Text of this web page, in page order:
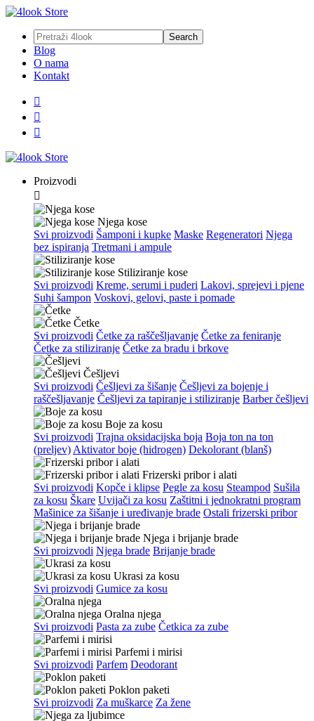
Blog
O nama
Kontakt



Proizvodi

Njega kose
Svi proizvodi Šamponi i kupke Maske Regeneratori Njega
bez ispiranja Tretmani i ampule
Stiliziranje kose
Svi proizvodi Kreme, serumi i puderi Lakovi, sprejevi i pjene
Suhi šampon Voskovi, gelovi, paste i pomade
Četke
Svi proizvodi Četke za raščešljavanje Četke za feniranje
Četke za stiliziranje Četke za bradu i brkove
Češljevi
Svi proizvodi Češljevi za šišanje Češljevi za bojenje i
raščešljavanje Češljevi za tapiranje i stiliziranje Barber češljevi
Boje za kosu
Svi proizvodi Trajna oksidacijska boja Boja ton na ton
(preljev) Aktivator boje (hidrogen) Dekolorant (blanš)
Frizerski pribor i alati
Svi proizvodi Kopče i klipse Pegle za kosu Steampod Sušila
za kosu Škare Uvijači za kosu Zaštitni i jednokratni program
Mašinice za šišanje i uređivanje brade Ostali frizerski pribor
Njega i brijanje brade
Svi proizvodi Njega brade Brijanje brade
Ukrasi za kosu
Svi proizvodi Gumice za kosu
Oralna njega
Svi proizvodi Pasta za zube Četkica za zube
Parfemi i mirisi
Svi proizvodi Parfem Deodorant
Poklon paketi
Svi proizvodi Za muškarce Za žene